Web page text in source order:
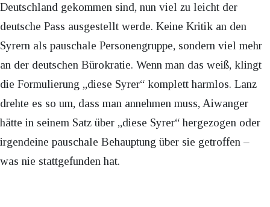
Deutschland gekommen sind, nun viel zu leicht der
deutsche Pass ausgestellt werde. Keine Kritik an den
Syrern als pauschale Personengruppe, sondern viel mehr
an der deutschen Bürokratie. Wenn man das weiß, klingt
die Formulierung „diese Syrer“ komplett harmlos. Lanz
drehte es so um, dass man annehmen muss, Aiwanger
hätte in seinem Satz über „diese Syrer“ hergezogen oder
irgendeine pauschale Behauptung über sie getroffen –
was nie stattgefunden hat.